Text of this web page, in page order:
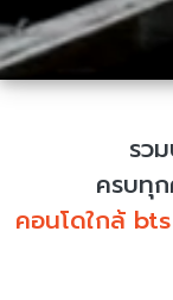
รว
ครบทุ
คอนโดใกล้